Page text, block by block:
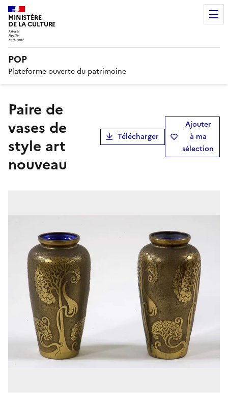
MINISTÈRE
DE LA CULTURE
POP
Plateforme ouverte du patrimoine
paire de
vases de
style art
nouveau
Télécharger
Ajouter
à ma
sélection